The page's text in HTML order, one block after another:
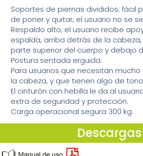
Soportes de piernas divididos; fácil
de poner y quitar, el usuario no se
Respaldo alto; el usuario recibe
espalda, arriba detrás de la
parte superior del cuerpo y debajo
Postura sentada erguida.
Para usuarios que necesitan
la cabeza, y que tienen algo de
El cinturón con hebilla le da al
extra de seguridad y protección.
Carga operacional segura 300 kg.
Descargas